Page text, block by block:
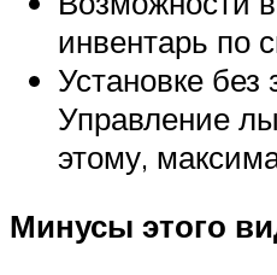
инвентарь по
Установке
Управление
этому,
Минусы этого